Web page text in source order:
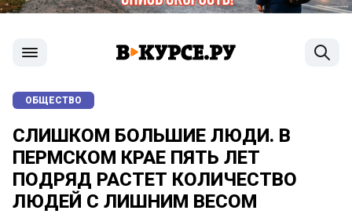
ОБЩЕСТВО
СЛИШКОМ БОЛЬШИЕ ЛЮДИ. В
ПЕРМСКОМ КРАЕ ПЯТЬ ЛЕТ
ПОДРЯД РАСТЕТ КОЛИЧЕСТВО
ЛЮДЕЙ С ЛИШНИМ ВЕСОМ